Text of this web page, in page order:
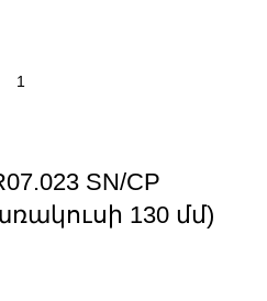
SN/CP
130 մմ)